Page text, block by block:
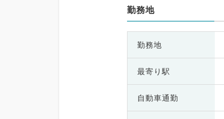
勤務地
勤務地
最寄り駅
自動車通勤